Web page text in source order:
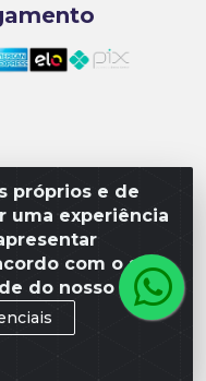
próprios e de
uma experiência
com o seu
do nosso site.
Empresarial Goiás
Aparecida de
10.641.901/0001-16